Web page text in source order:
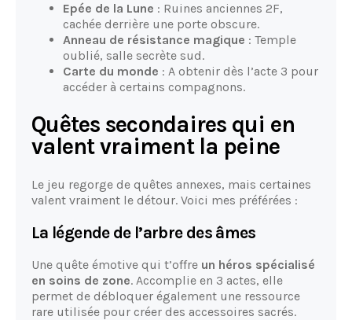
Epée de la Lune : Ruines anciennes 2F,
cachée derrière une porte obscure.
Anneau de résistance magique : Temple
oublié, salle secrète sud.
Carte du monde : A obtenir dès l’acte 3 pour
accéder à certains compagnons.
Quêtes secondaires qui en
valent vraiment la peine
Le jeu regorge de quêtes annexes, mais certaines
valent vraiment le détour. Voici mes préférées :
La légende de l’arbre des âmes
Une quête émotive qui t’offre un héros spécialisé
en soins de zone. Accomplie en 3 actes, elle
permet de débloquer également une ressource
rare utilisée pour créer des accessoires sacrés.